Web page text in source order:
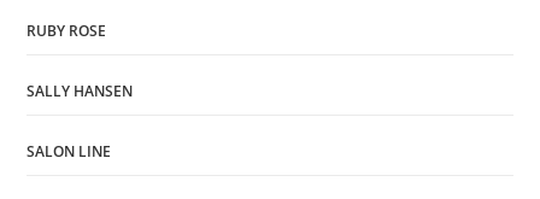
RUBY ROSE
SALLY HANSEN
SALON LINE